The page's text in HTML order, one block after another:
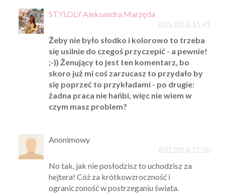
STYLOLY Aleksandra Marzęda
8.01.2016, 11:41
Żeby nie było słodko i kolorowo to trzeba
się usilnie do czegoś przyczepić - a pewnie!
;-)) Żenujący to jest ten komentarz, bo
skoro już mi coś zarzucasz to przydało by
się poprzeć to przykładami - po drugie:
żadna praca nie hańbi, więc nie wiem w
czym masz problem?
Anonimowy
8.01.2016, 21:20
No tak, jak nie posłodzisz to uchodzisz za
hejtera! Cóż za krótkowzroczność i
ograniczoność w postrzeganiu świata.